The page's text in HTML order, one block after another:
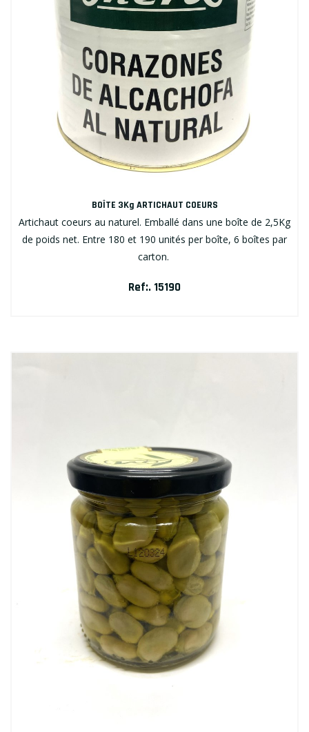
BOÎTE 3Kg ARTICHAUT COEURS
Artichaut coeurs au naturel. Emballé dans une boîte de 2,5Kg
de poids net. Entre 180 et 190 unités per boîte, 6 boîtes par
carton.
Ref:. 15190